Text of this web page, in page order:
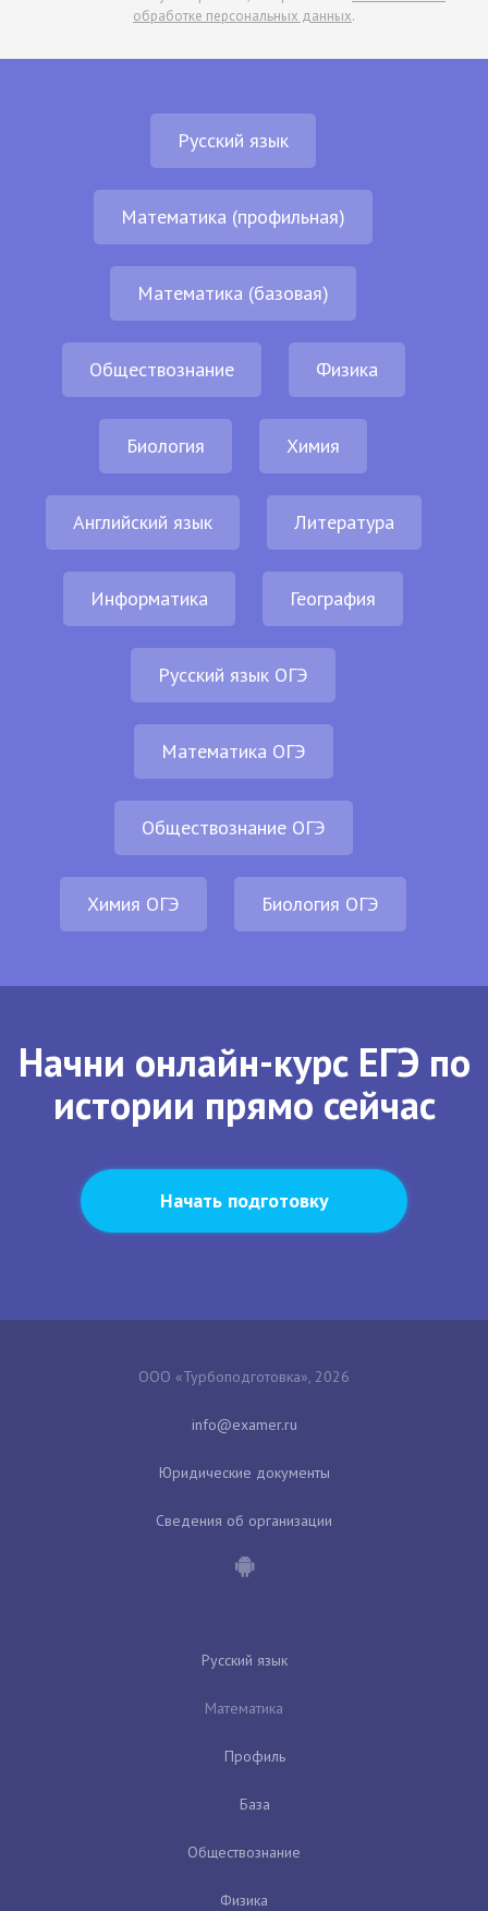
обработке персональных данных.
Русский язык
Математика (профильная)
Математика (базовая)
Обществознание Физика
Биология Химия
Английский язык Литература
Информатика География
Русский язык ОГЭ
Математика ОГЭ
Обществознание ОГЭ
Химия ОГЭ Биология ОГЭ
Начни онлайн-курс ЕГЭ по
истории прямо сейчас
Начать подготовку
ООО «Турбоподготовка», 2026
Юридические документы
Сведения об организации
Русский язык
Математика
Профиль
База
Обществознание
Физика